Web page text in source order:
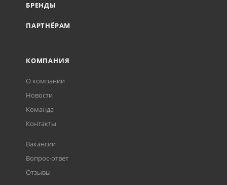
БРЕНДЫ
ПАРТНЁРАМ
КОМПАНИЯ
О компании
Новости
Команда
Контакты
Вакансии
Вопрос-ответ
Отзывы